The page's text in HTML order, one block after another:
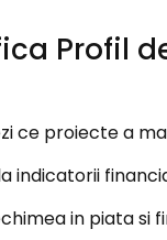
Profil
ce proiecte a
indicatorii
in piata si